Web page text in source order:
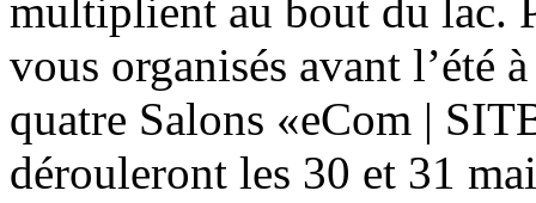
multiplient au bout du lac.
vous organisés avant l’été
quatre Salons «eCom |
dérouleront les 30 et 31